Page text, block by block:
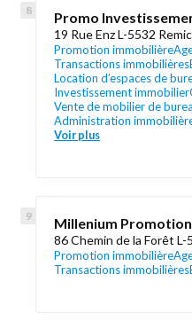
Promo
19 Rue Enz L-5532
Promotion immobilière
Transactions immobilières
Location d’espaces de
Investissement immobilier
Vente de mobilier de
Administration
Voir plus
Millenium Promotion
86 Chemin de la Forêt L-
Promotion immobilière
Transactions immobilières